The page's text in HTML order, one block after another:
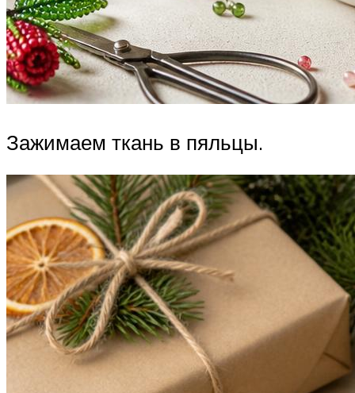
Зажимаем ткань в пяльцы.